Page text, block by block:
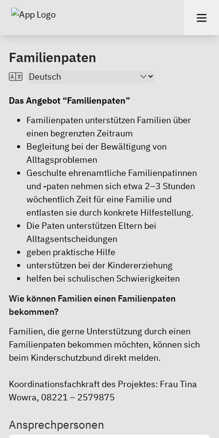
Familienpaten
Das Angebot “Familienpaten”
Familienpaten unterstützen Familien über
einen begrenzten Zeitraum
Begleitung bei der Bewältigung von
Alltagsproblemen
Geschulte ehrenamtliche Familienpatinnen
und -paten nehmen sich etwa 2–3 Stunden
wöchentlich Zeit für eine Familie und
entlasten sie durch konkrete Hilfestellung.
Die Paten unterstützen Eltern bei
Alltagsentscheidungen
geben praktische Hilfe
unterstützen bei der Kindererziehung
helfen bei schulischen Schwierigkeiten
Wie können Familien einen Familienpaten
bekommen?
Familien, die gerne Unterstützung durch einen
Familienpaten bekommen möchten, können sich
beim Kinderschutzbund direkt melden.
Koordinationsfachkraft des Projektes: Frau Tina
Wowra, 08221 – 2579875
Ansprechpersonen